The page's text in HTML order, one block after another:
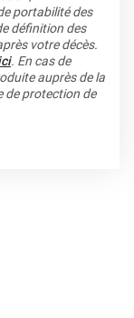
portabilité des
définition des
votre décès.
. En cas de
auprès de la
de protection de